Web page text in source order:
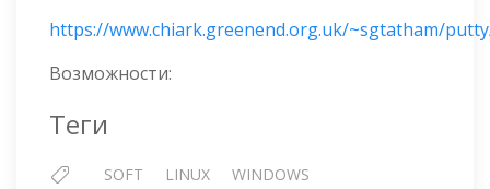
https://www.chiark.greenend.org.uk/~sgtatham/
Возможности:
Теги
SOFT LINUX WINDOWS